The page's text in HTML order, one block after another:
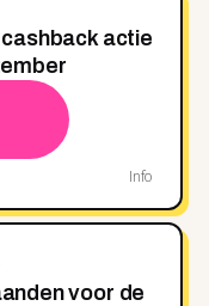
actie
Info
voor de